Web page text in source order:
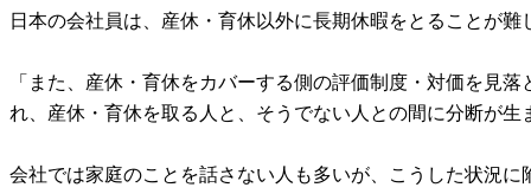
日本の会社員は、産休・育休以外に長期休暇をとることが
「また、産休・育休をカバーする側の評価制度・対価を見
れ、産休・育休を取る人と、そうでない人との間に分断が生
会社では家庭のことを話さない人も多いが、こうした状況